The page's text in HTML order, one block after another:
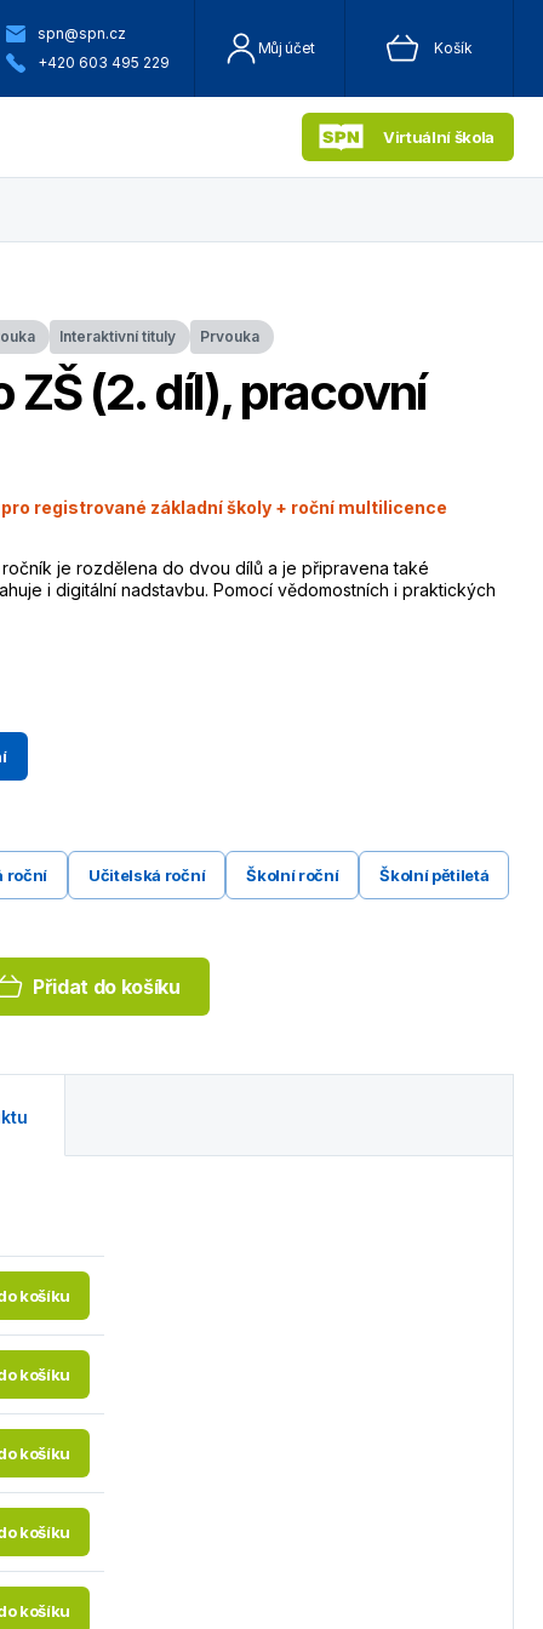
spn@spn.cz
+420 603 495 229
Můj účet Košík
Virtuální škola
Interaktivní tituly Prvouka
ZŠ (2. díl), pracovní
pro registrované základní školy + roční multilicence
je rozdělena do dvou dílů a je připravena také
i digitální nadstavbu. Pomocí vědomostních i praktických
roční Učitelská roční Školní roční Školní pětiletá
Přidat do košíku
košíku
košíku
košíku
košíku
košíku